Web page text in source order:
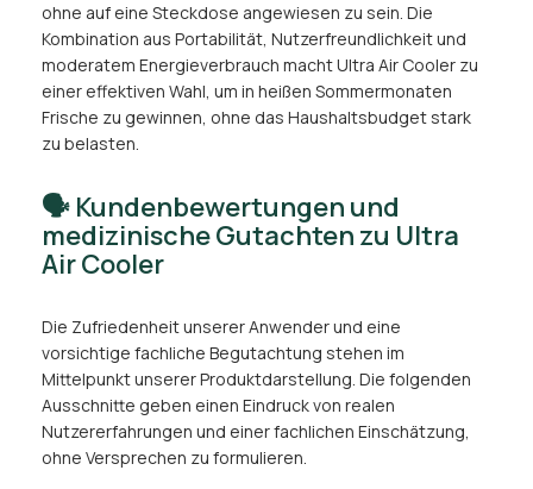
ohne auf eine Steckdose angewiesen zu sein. Die
Kombination aus Portabilität, Nutzerfreundlichkeit und
moderatem Energieverbrauch macht Ultra Air Cooler zu
einer effektiven Wahl, um in heißen Sommermonaten
Frische zu gewinnen, ohne das Haushaltsbudget stark
zu belasten.
🗣️ Kundenbewertungen und
medizinische Gutachten zu Ultra
Air Cooler
Die Zufriedenheit unserer Anwender und eine
vorsichtige fachliche Begutachtung stehen im
Mittelpunkt unserer Produktdarstellung. Die folgenden
Ausschnitte geben einen Eindruck von realen
Nutzererfahrungen und einer fachlichen Einschätzung,
ohne Versprechen zu formulieren.